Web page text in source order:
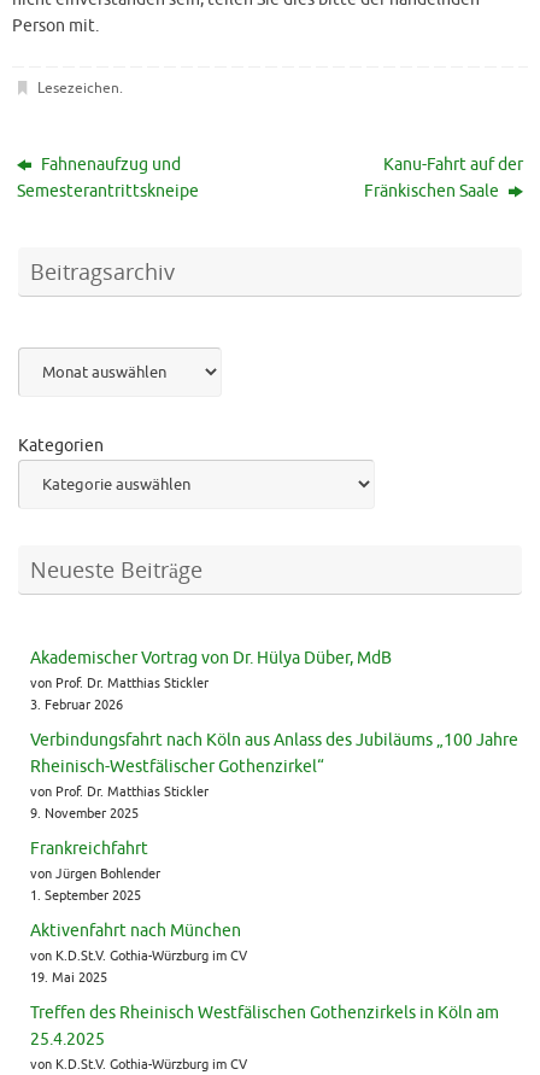
Person mit.
Lesezeichen.
Fahnenaufzug und
Semesterantrittskneipe
Kanu-Fahrt auf der
Fränkischen Saale
Beitragsarchiv
Kategorien
Neueste Beiträge
Akademischer Vortrag von Dr. Hülya Düber, MdB
von Prof. Dr. Matthias Stickler
3. Februar 2026
Verbindungsfahrt nach Köln aus Anlass des Jubiläums „100 Jahre
Rheinisch-Westfälischer Gothenzirkel“
von Prof. Dr. Matthias Stickler
9. November 2025
Frankreichfahrt
von Jürgen Bohlender
1. September 2025
Aktivenfahrt nach München
von K.D.St.V. Gothia-Würzburg im CV
19. Mai 2025
Treffen des Rheinisch Westfälischen Gothenzirkels in Köln am
25.4.2025
von K.D.St.V. Gothia-Würzburg im CV